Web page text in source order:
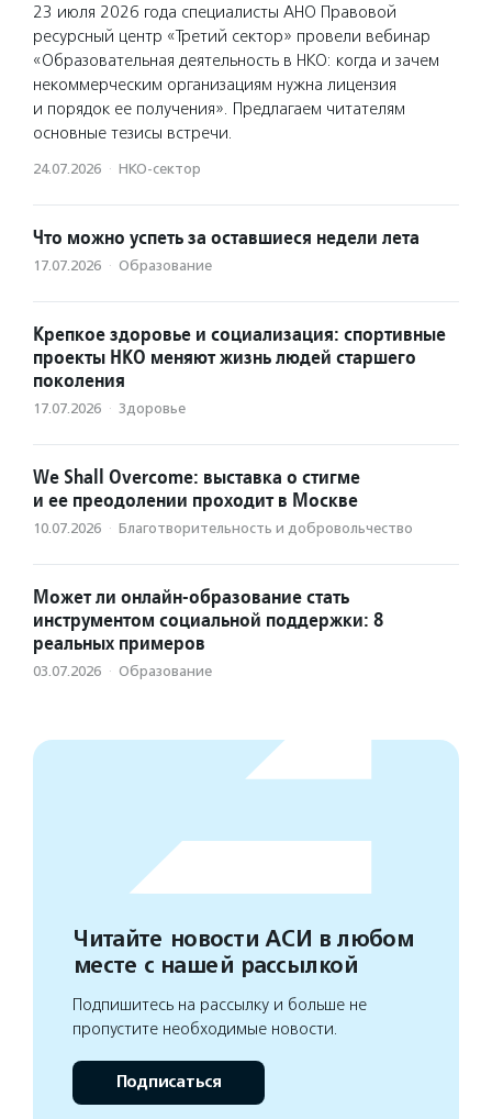
23 июля 2026 года специалисты АНО Правовой
ресурсный центр «Третий сектор» провели вебинар
«Образовательная деятельность в НКО: когда и зачем
некоммерческим организациям нужна лицензия
и порядок ее получения». Предлагаем читателям
основные тезисы встречи.
24.07.2026 · НКО-сектор
Что можно успеть за оставшиеся недели лета
17.07.2026 · Образование
Крепкое здоровье и социализация: спортивные
проекты НКО меняют жизнь людей старшего
поколения
17.07.2026 · Здоровье
We Shall Overcome: выставка о стигме
и ее преодолении проходит в Москве
10.07.2026 · Благотвори­тель­ность и доброволь­чест­во
Может ли онлайн-образование стать
инструментом социальной поддержки: 8
реальных примеров
03.07.2026 · Образование
Читайте новости АСИ в любом
месте с нашей рассылкой
Подпишитесь на рассылку и больше не
пропустите необходимые новости.
Подписаться